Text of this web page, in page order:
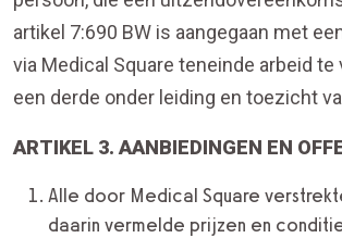
artikel 7:690 BW is aangegaan met
via Medical Square teneinde arbeid
een derde onder leiding en toezicht
ARTIKEL 3. AANBIEDINGEN EN
Alle door Medical Square
daarin vermelde prijzen en